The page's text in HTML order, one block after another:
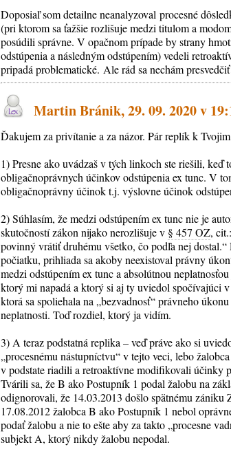
Doposiaľ som detailne neanalyzoval procesné
(pri ktorom sa ťažšie rozlišuje medzi titulom a
posúdili správne. V opačnom prípade by strany
odstúpenia a následným odstúpením) vedeli
pripadá problematické. Ale rád sa nechám
Martin Bránik, 29. 09. 2020 v
Ďakujem za privítanie a za názor. Pár replík k
1) Presne ako uvádzaš v tých linkoch ste riešili,
obligačnoprávnych účinkov odstúpenia ex tunc. V
obligačnoprávny účinok t.j. výslovne účinok
2) Súhlasím, že medzi odstúpením ex tunc nie je
skutočností zákon nijako nerozlišuje v § 457 OZ,
povinný vrátiť druhému všetko, čo podľa nej
počiatku, prihliada sa akoby neexistoval právny
medzi odstúpením ex tunc a absolútnou
ktorý mi napadá a ktorý si aj ty uviedol spočívajúci
ktorá sa spoliehala na „bezvadnosť“ právneho
neplatnosti. Toď rozdiel, ktorý ja vidím.
3) A teraz podstatná replika – veď práve ako si
„procesnému nástupníctvu“ v tejto veci, lebo
v podstate riadili a retroaktívne modifikovali účinky
Tvárili sa, že B ako Postupník 1 podal žalobu na
odignorovali, že 14.03.2013 došlo spätnému
17.08.2012 žalobca B ako Postupník 1 nebol
podať žalobu a nie to ešte aby za takto „procesne
subjekt A, ktorý nikdy žalobu nepodal.